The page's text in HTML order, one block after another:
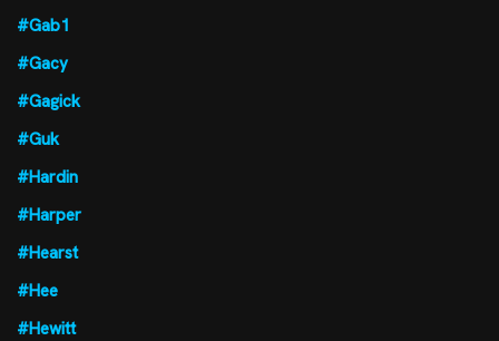
#Gab1
#Gacy
#Gagick
#Guk
#Hardin
#Harper
#Hearst
#Hee
#Hewitt